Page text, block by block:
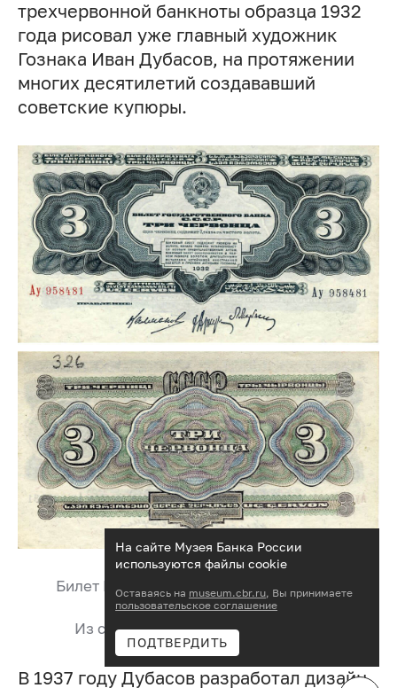
трехчервонной банкноты образца 1932
года рисовал уже главный художник
Гознака Иван Дубасов, на протяжении
многих десятилетий создававший
советские купюры.
Билет Государственного банка СССР 3
червонца, 1932 год.
Из собрания Музея Банка России
В 1937 году Дубасов разработал дизайн
На сайте Музея Банка России
используются файлы cookie
Оставаясь на museum.cbr.ru, Вы принимаете
пользовательское соглашение
ПОДТВЕРДИТЬ